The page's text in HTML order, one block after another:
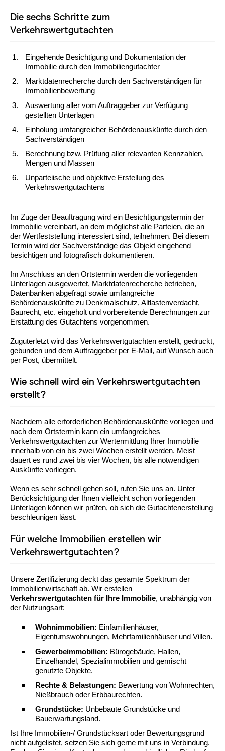
Die sechs Schritte zum
Verkehrswertgutachten
Eingehende Besichtigung und Dokumentation der
Immobilie durch den Immobiliengutachter
Marktdatenrecherche durch den Sachverständigen für
Immobilienbewertung
Auswertung aller vom Auftraggeber zur Verfügung
gestellten Unterlagen
Einholung umfangreicher Behördenauskünfte durch den
Sachverständigen
Berechnung bzw. Prüfung aller relevanten Kennzahlen,
Mengen und Massen
Unparteiische und objektive Erstellung des
Verkehrswertgutachtens
Im Zuge der Beauftragung wird ein Besichtigungstermin der
Immobilie vereinbart, an dem möglichst alle Parteien, die an
der Wertfeststellung interessiert sind, teilnehmen. Bei diesem
Termin wird der Sachverständige das Objekt eingehend
besichtigen und fotografisch dokumentieren.
Im Anschluss an den Ortstermin werden die vorliegenden
Unterlagen ausgewertet, Marktdatenrecherche betrieben,
Datenbanken abgefragt sowie umfangreiche
Behördenauskünfte zu Denkmalschutz, Altlastenverdacht,
Baurecht, etc. eingeholt und vorbereitende Berechnungen zur
Erstattung des Gutachtens vorgenommen.
Zuguterletzt wird das Verkehrswertgutachten erstellt, gedruckt,
gebunden und dem Auftraggeber per E-Mail, auf Wunsch auch
per Post, übermittelt.
Wie schnell wird ein Verkehrswertgutachten
erstellt?
Nachdem alle erforderlichen Behördenauskünfte vorliegen und
nach dem Ortstermin kann ein umfangreiches
Verkehrswertgutachten zur Wertermittlung Ihrer Immobilie
innerhalb von ein bis zwei Wochen erstellt werden. Meist
dauert es rund zwei bis vier Wochen, bis alle notwendigen
Auskünfte vorliegen.
Wenn es sehr schnell gehen soll, rufen Sie uns an. Unter
Berücksichtigung der Ihnen vielleicht schon vorliegenden
Unterlagen können wir prüfen, ob sich die Gutachtenerstellung
beschleunigen lässt.
Für welche Immobilien erstellen wir
Verkehrswertgutachten?
Unsere Zertifizierung deckt das gesamte Spektrum der
Immobilienwirtschaft ab. Wir erstellen
Verkehrswertgutachten für Ihre Immobilie, unabhängig von
der Nutzungsart:
Wohnimmobilien: Einfamilienhäuser,
Eigentumswohnungen, Mehrfamilienhäuser und Villen.
Gewerbeimmobilien: Bürogebäude, Hallen,
Einzelhandel, Spezialimmobilien und gemischt
genutzte Objekte.
Rechte & Belastungen: Bewertung von Wohnrechten,
Nießbrauch oder Erbbaurechten.
Grundstücke: Unbebaute Grundstücke und
Bauerwartungsland.
Ist Ihre Immobilien-/ Grundstücksart oder Bewertungsgrund
nicht aufgelistet, setzen Sie sich gerne mit uns in Verbindung.